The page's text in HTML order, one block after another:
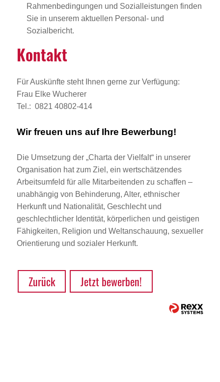
Rahmenbedingungen und Sozialleistungen finden
Sie in unserem aktuellen Personal- und
Sozialbericht.
Kontakt
Für Auskünfte steht Ihnen gerne zur Verfügung:
Frau Elke Wucherer
Tel.: 0821 40802-414
Wir freuen uns auf Ihre Bewerbung!
Die Umsetzung der „Charta der Vielfalt“ in unserer
Organisation hat zum Ziel, ein wertschätzendes
Arbeitsumfeld für alle Mitarbeitenden zu schaffen –
unabhängig von Behinderung, Alter, ethnischer
Herkunft und Nationalität, Geschlecht und
geschlechtlicher Identität, körperlichen und geistigen
Fähigkeiten, Religion und Weltanschauung, sexueller
Orientierung und sozialer Herkunft.
Zurück Jetzt bewerben!